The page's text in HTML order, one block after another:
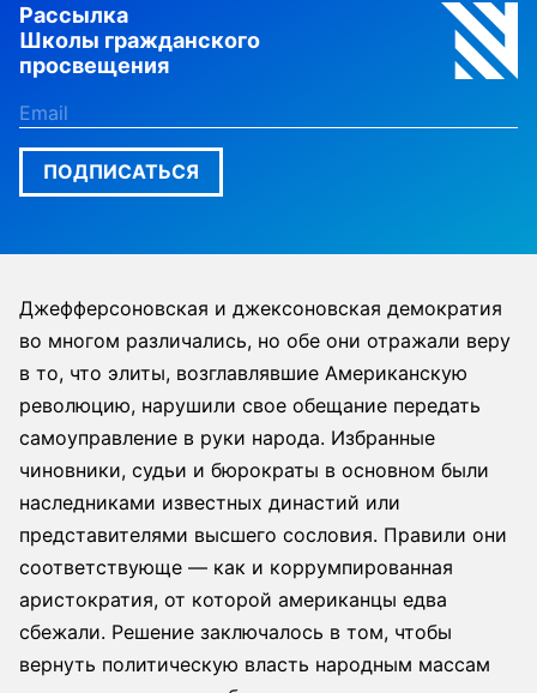
Рассылка
Школы гражданского
просвещения
ПОДПИСАТЬСЯ
Джефферсоновская и джексоновская демократия
во многом различались, но обе они отражали веру
в то, что элиты, возглавлявшие Американскую
революцию, нарушили свое обещание передать
самоуправление в руки народа. Избранные
чиновники, судьи и бюрократы в основном были
наследниками известных династий или
представителями высшего сословия. Правили они
соответствующе — как и коррумпированная
аристократия, от которой американцы едва
сбежали. Решение заключалось в том, чтобы
вернуть политическую власть народным массам